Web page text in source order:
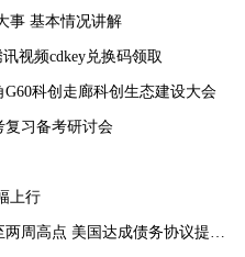
事 基本情况讲解
视频cdkey兑换码领取
科创走廊科创生态建设大会
复习备考研讨会
上行
点 美国达成债务协议提振风险偏好